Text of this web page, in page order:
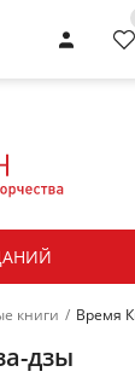
книги / Время
дзы